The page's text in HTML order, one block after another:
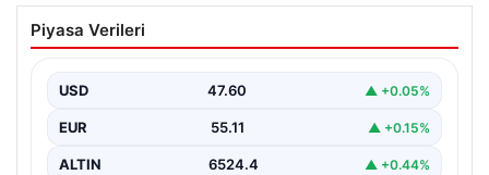
Bolu’da Vahşet: Yavru Kediye İşlenen
İğrenç Olay Kameralara Yansıdı
günlerde meydana gelen korkutucu olay, bölgedeki
sakinleri derinden sarstı. Elektrikli…
Piyasa Verileri
USD 47.60 ▲ +0.05%
EUR 55.11 ▲ +0.15%
ALTIN 6524.4 ▲ +0.44%